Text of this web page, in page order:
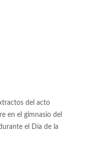
del acto
en el gimnasio del
el Día de la